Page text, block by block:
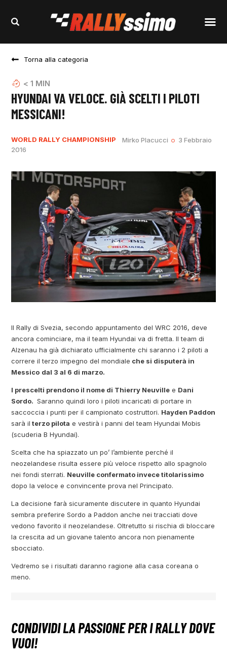
Torna alla categoria
< 1 MIN
HYUNDAI VA VELOCE. GIÀ SCELTI I PILOTI
MESSICANI!
WORLD RALLY CHAMPIONSHIP Mirko Placucci
3 Febbraio
2016
Il Rally di Svezia, secondo appuntamento del WRC 2016, deve
ancora cominciare, ma il team Hyundai va di fretta. Il team di
Alzenau ha già dichiarato ufficialmente chi saranno i 2 piloti a
correre il terzo impegno del mondiale che si disputerà in
Messico dal 3 al 6 di marzo.
I prescelti prendono il nome di Thierry Neuville e Dani
Sordo. Saranno quindi loro i piloti incaricati di portare in
saccoccia i punti per il campionato costruttori. Hayden Paddon
sarà il terzo pilota e vestirà i panni del team Hyundai Mobis
(scuderia B Hyundai).
Scelta che ha spiazzato un po’ l’ambiente perché il
neozelandese risulta essere più veloce rispetto allo spagnolo
nei fondi sterrati. Neuville confermato invece titolarissimo
dopo la veloce e convincente prova nel Principato.
La decisione farà sicuramente discutere in quanto Hyundai
sembra preferire Sordo a Paddon anche nei tracciati dove
vedono favorito il neozelandese. Oltretutto si rischia di bloccare
la crescita ad un giovane talento ancora non pienamente
sbocciato.
Vedremo se i risultati daranno ragione alla casa coreana o
meno.